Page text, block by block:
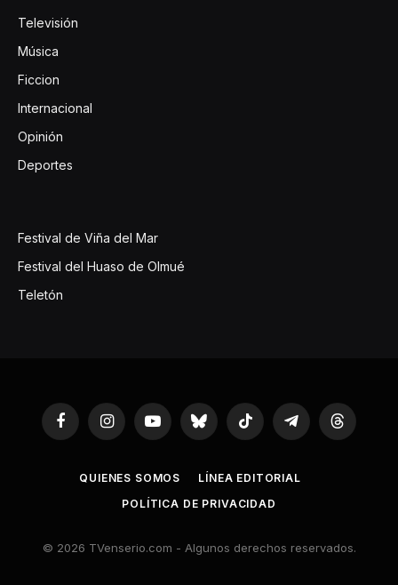
Televisión
Música
Ficcion
Internacional
Opinión
Deportes
Festival de Viña del Mar
Festival del Huaso de Olmué
Teletón
FacebookInstagramYouTubeBluesky TikTok TelegramThreads
QUIENES SOMOS
LÍNEA EDITORIAL
POLÍTICA DE PRIVACIDAD
© 2026 TVenserio.com - Algunos derechos reservados.